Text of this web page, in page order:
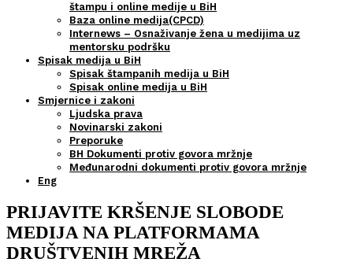
štampu i online medije u BiH
Baza online medija(CPCD)
Internews – Osnaživanje žena u medijima uz
mentorsku podršku
Spisak medija u BiH
Spisak štampanih medija u BiH
Spisak online medija u BiH
Smjernice i zakoni
Ljudska prava
Novinarski zakoni
Preporuke
BH Dokumenti protiv govora mržnje
Međunarodni dokumenti protiv govora mržnje
Eng
PRIJAVITE KRŠENJE SLOBODE
MEDIJA NA PLATFORMAMA
DRUŠTVENIH MREŽA